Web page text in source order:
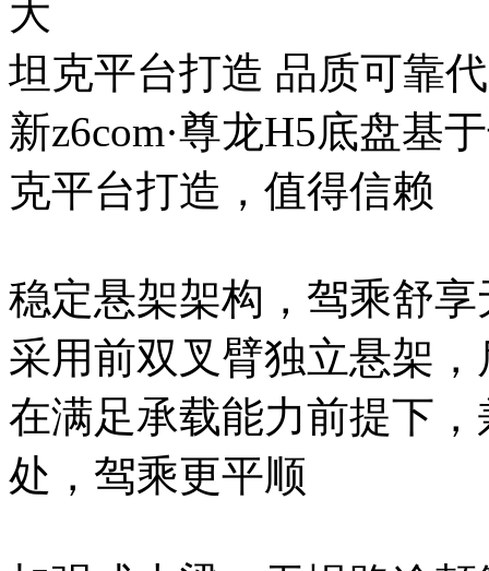
大
坦克平台打造 品质可靠
新z6com·尊龙H5底盘基
克平台打造，值得信赖
稳定悬架架构，驾乘舒
采用前双叉臂独立悬架
在满足承载能力前提下
处，驾乘更平顺